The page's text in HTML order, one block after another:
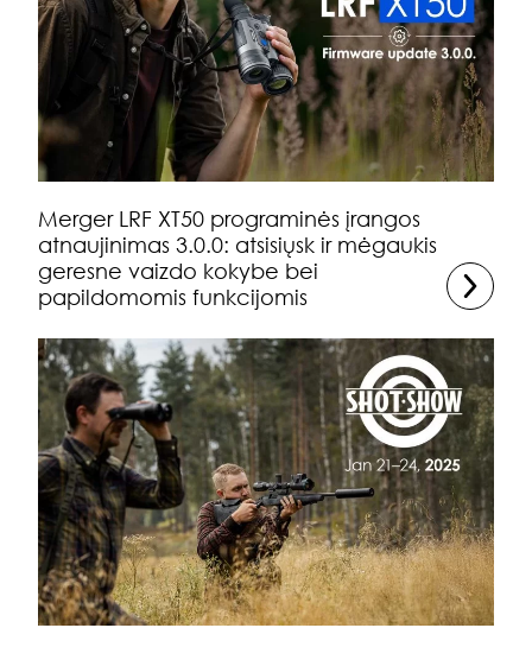
Merger LRF XT50 programinės įrangos
atnaujinimas 3.0.0: atsisiųsk ir mėgaukis
geresne vaizdo kokybe bei
papildomomis funkcijomis